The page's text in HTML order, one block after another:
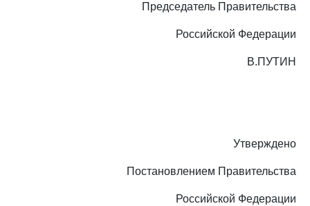
Председатель Правительства
Российской Федерации
В.ПУТИН
Утверждено
Постановлением Правительства
Российской Федерации